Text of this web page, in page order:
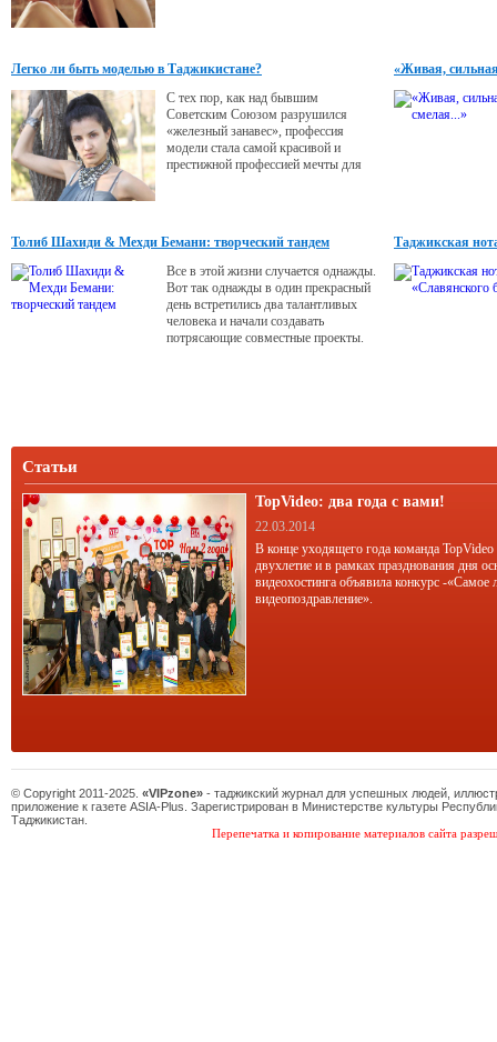
Легко ли быть моделью в Таджикистане?
С тех пор, как над бывшим
Советским Союзом разрушился
«железный занавес», профессия
модели стала самой красивой и
престижной профессией мечты для
сложные девяностые с их разрухой и
безнадегой. Не до моды было в те
годы.
«Живая,
Толиб Шахиди & Мехди Бемани: творческий тандем
Все в этой жизни случается однажды.
Вот так однажды в один прекрасный
день встретились два талантливых
человека и начали создавать
потрясающие совместные проекты.
Таджикская
Статьи
TopVideo: два года с вами!
22.03.2014
В конце уходящего года команда TopVideo
двухлетие и в рамках празднования дня
видеохостинга объявила конкурс -«Самое
видеопоздравление».
© Copyright 2011-2025. «VIPzone» - таджикский журнал для успешных людей,
приложение к газете ASIA-Plus. Зарегистрирован в Министерстве культуры
Таджикистан.
Перепечатка и копирование материалов сайта